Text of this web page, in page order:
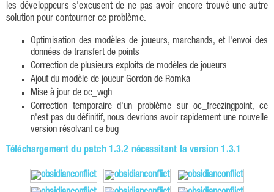
les développeurs s'excusent de ne pas avoir encore trouvé une autre
solution pour contourner ce problème.
Optimisation des modèles de joueurs, marchands, et l'envoi des
données de transfert de points
Correction de plusieurs exploits de modèles de joueurs
Ajout du modèle de joueur Gordon de Romka
Mise à jour de oc_wgh
Correction temporaire d'un problème sur oc_freezingpoint, ce
n'est pas du définitif, nous devrions avoir rapidement une nouvelle
version résolvant ce bug
Téléchargement du patch 1.3.2 nécessitant la version 1.3.1